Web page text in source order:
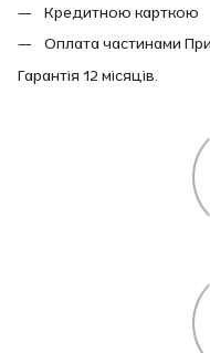
Кредитною карткою
Оплата частинами
Гарантія 12 місяців.